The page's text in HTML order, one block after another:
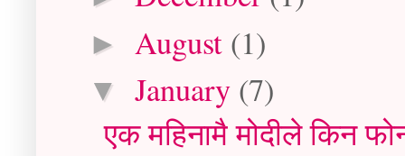
► August (1)
▼ January (7)
एक महिनामै मोदीले किन